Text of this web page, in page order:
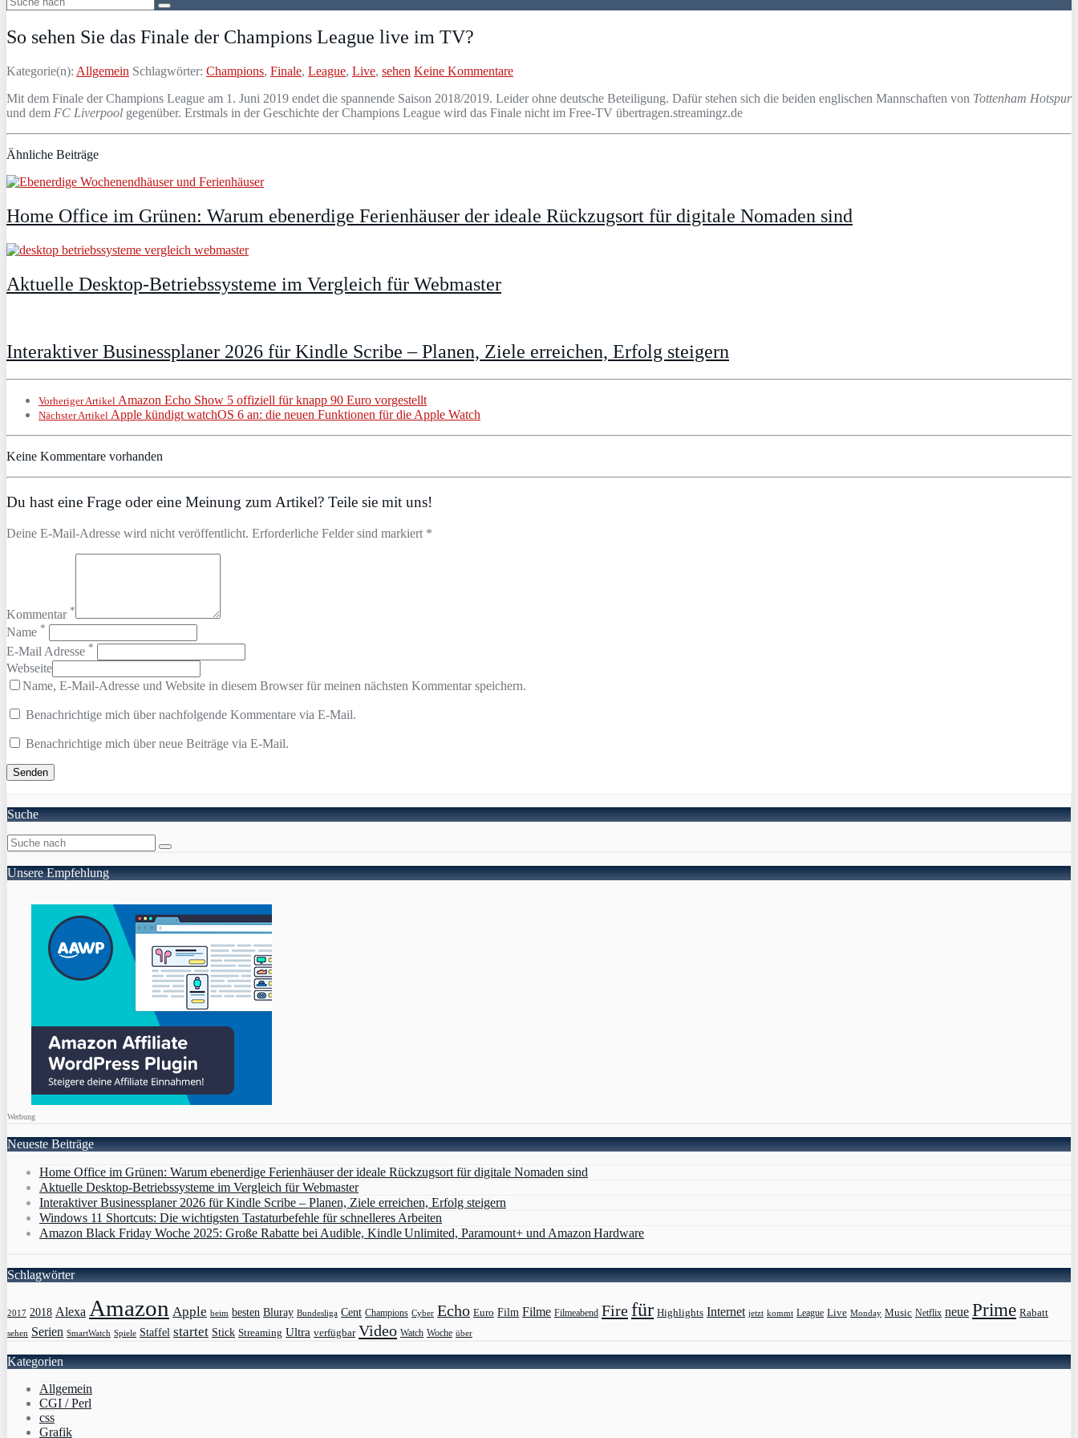
So sehen Sie das Finale der Champions League live im TV?
Kategorie(n): Allgemein Schlagwörter: Champions, Finale, League, Live, sehen Keine Kommentare
Mit dem Finale der Champions League am 1. Juni 2019 endet die spannende Saison 2018/2019. Leider ohne deutsche Beteiligung. Dafür stehen sich die beiden englischen Mannschaften von Tottenham Hotspur
und dem FC Liverpool gegenüber. Erstmals in der Geschichte der Champions League wird das Finale nicht im Free-TV übertragen.streamingz.de
Ähnliche Beiträge
Home Office im Grünen: Warum ebenerdige Ferienhäuser der ideale Rückzugsort für digitale Nomaden sind
Aktuelle Desktop-Betriebssysteme im Vergleich für Webmaster
Interaktiver Businessplaner 2026 für Kindle Scribe – Planen, Ziele erreichen, Erfolg steigern
Vorheriger Artikel Amazon Echo Show 5 offiziell für knapp 90 Euro vorgestellt
Nächster Artikel Apple kündigt watchOS 6 an: die neuen Funktionen für die Apple Watch
Keine Kommentare vorhanden
Du hast eine Frage oder eine Meinung zum Artikel? Teile sie mit uns!
Deine E-Mail-Adresse wird nicht veröffentlicht. Erforderliche Felder sind markiert *
Kommentar *
Name *
E-Mail Adresse *
Webseite
Name, E-Mail-Adresse und Website in diesem Browser für meinen nächsten Kommentar speichern.
Benachrichtige mich über nachfolgende Kommentare via E-Mail.
Benachrichtige mich über neue Beiträge via E-Mail.
Suche
Unsere Empfehlung
Werbung
Neueste Beiträge
Home Office im Grünen: Warum ebenerdige Ferienhäuser der ideale Rückzugsort für digitale Nomaden sind
Aktuelle Desktop-Betriebssysteme im Vergleich für Webmaster
Interaktiver Businessplaner 2026 für Kindle Scribe – Planen, Ziele erreichen, Erfolg steigern
Windows 11 Shortcuts: Die wichtigsten Tastaturbefehle für schnelleres Arbeiten
Amazon Black Friday Woche 2025: Große Rabatte bei Audible, Kindle Unlimited, Paramount+ und Amazon Hardware
Schlagwörter
2017 2018 Alexa Amazon Apple beim besten Bluray Bundesliga Cent Champions Cyber Echo Euro Film Filme Filmeabend Firefür Highlights Internet jetzt kommt League Live Monday Music Netflix neue Prime Rabatt
sehen Serien SmartWatch Spiele Staffel startet Stick Streaming Ultra verfügbar Video Watch Woche über
Kategorien
Allgemein
CGI / Perl
css
Grafik